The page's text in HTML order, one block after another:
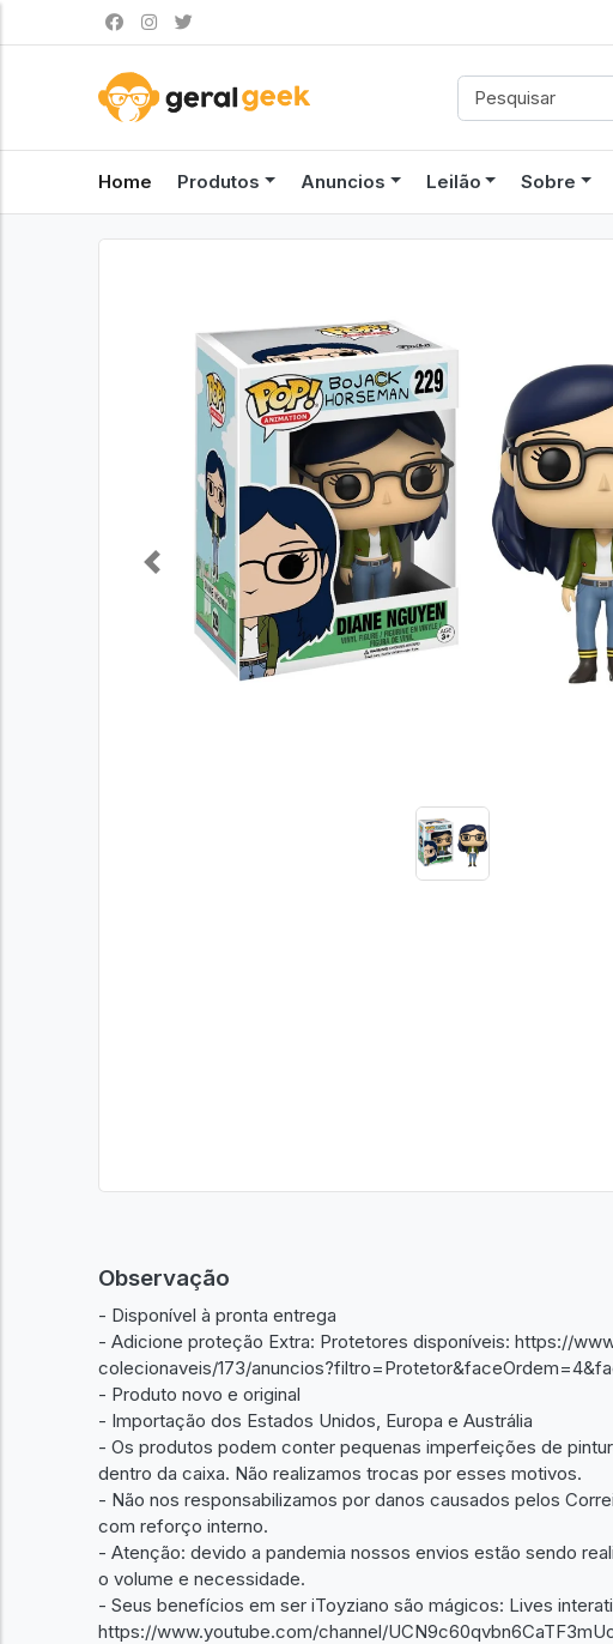
Home Produtos Anuncios Leilão Sobre
Previous
Observação
- Disponível à pronta entrega
- Adicione proteção Extra: Protetores disponíveis: https://
colecionaveis/173/
- Produto novo e original
- Importação dos Estados Unidos, Europa e Austrália
- Os produtos podem conter pequenas imperfeições de
dentro da caixa. Não realizamos trocas por esses motivos.
- Não nos responsabilizamos por danos causados pelos
com reforço interno.
- Atenção: devido a pandemia nossos envios estão sendo
o volume e necessidade.
- Seus benefícios em ser iToyziano são mágicos: Lives
https://www.youtube.com/channel/